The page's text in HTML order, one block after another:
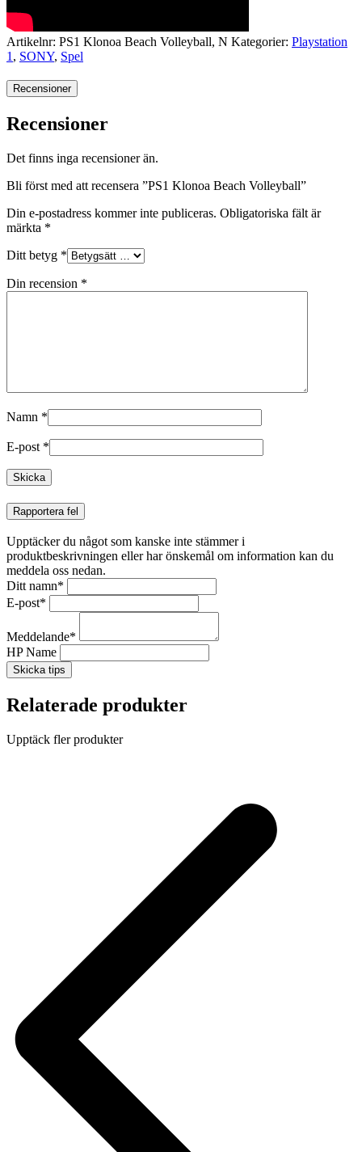
Artikelnr: PS1 Klonoa Beach Volleyball, N Kategorier: Playstation
1 , SONY, Spel
Recensioner
Recensioner
Det finns inga recensioner än.
Bli först med att recensera ”PS1 Klonoa Beach Volleyball”
Din e-postadress kommer inte publiceras. Obligatoriska fält är
märkta *
Ditt betyg *
Din recension *
Namn *
E-post *
Rapportera fel
Upptäcker du något som kanske inte stämmer i
produktbeskrivningen eller har önskemål om information kan du
meddela oss nedan.
Ditt namn*
E-post*
Meddelande*
HP Name
Skicka tips
Relaterade produkter
Upptäck fler produkter